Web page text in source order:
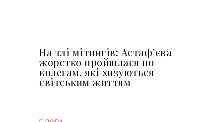
На тлі мітингів: Астафʼєва
жорстко пройшлася по
колегам, які хизуються
світським життям